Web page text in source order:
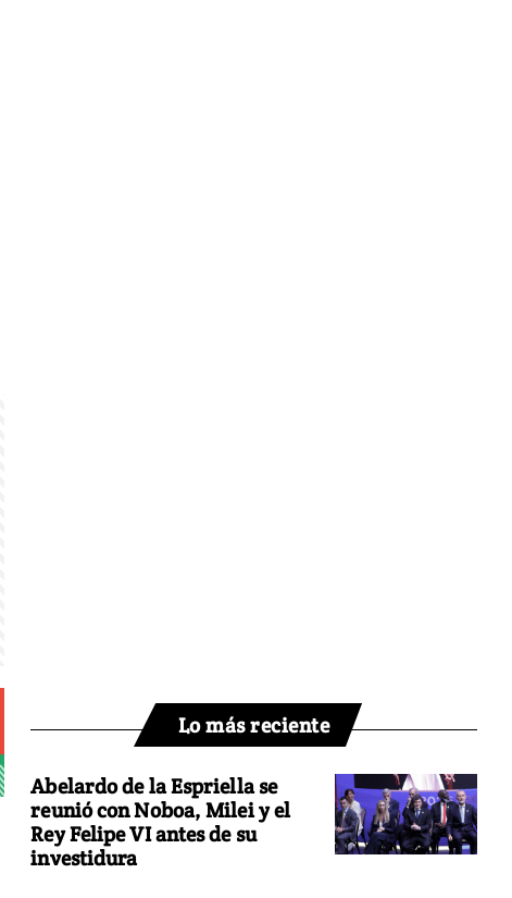
Lo más reciente
Abelardo de la Espriella se
reunió con Noboa, Milei y el
Rey Felipe VI antes de su
investidura